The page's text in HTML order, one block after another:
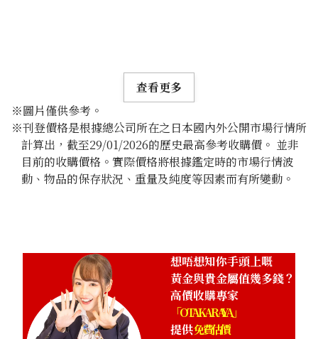
24K gold (K24) sake set
查看更多
※圖片僅供參考。
※刊登價格是根據總公司所在之日本國內外公開市場行情所
計算出，截至29/01/2026的歷史最高參考收購價。 並非
目前的收購價格。實際價格將根據鑑定時的市場行情波
動、物品的保存狀況、重量及純度等因素而有所變動。
想唔想知你手頭上嘅
黃金與貴金屬值幾多錢？
高價收購專家
「OTAKARAYA」
提供免費估價